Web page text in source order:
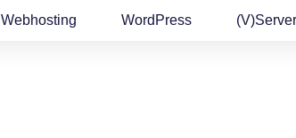
Webhosting WordPress (v)Server